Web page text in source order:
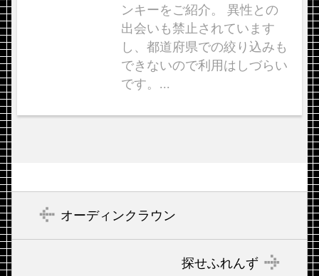
ンキーをご紹介。 異性との
出会いも禁止されています
し、都道府県での絞り込みも
できないので利用はしづらい
です。...
オーディンクラウン
探せふれんず